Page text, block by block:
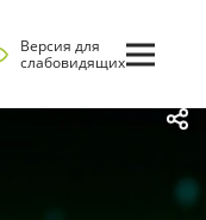
Версия для
слабовидящих